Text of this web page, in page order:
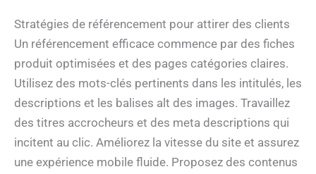
Stratégies de référencement pour attirer des clients
Un référencement efficace commence par des fiches
produit optimisées et des pages catégories claires.
Utilisez des mots-clés pertinents dans les intitulés, les
descriptions et les balises alt des images. Travaillez
des titres accrocheurs et des meta descriptions qui
incitent au clic. Améliorez la vitesse du site et assurez
une expérience mobile fluide. Proposez des contenus